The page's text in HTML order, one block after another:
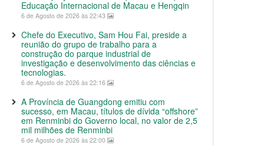
Educação Internacional de Macau e Hengqin
6 de Agosto de 2026 às 22:43
Chefe do Executivo, Sam Hou Fai, preside a
reunião do grupo de trabalho para a
construção do parque industrial de
investigação e desenvolvimento das ciências e
tecnologias.
6 de Agosto de 2026 às 22:16
A Província de Guangdong emitiu com
sucesso, em Macau, títulos de dívida “offshore”
em Renminbi do Governo local, no valor de 2,5
mil milhões de Renminbi
6 de Agosto de 2026 às 22:00